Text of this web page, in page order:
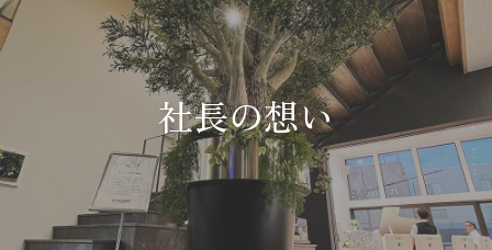
社長の想い